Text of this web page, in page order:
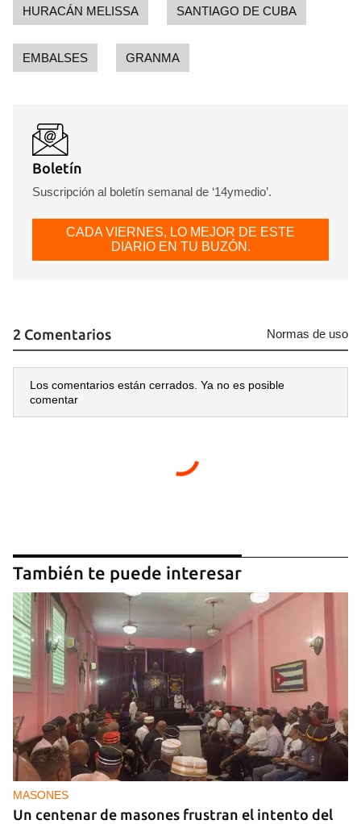
HURACÁN MELISSA SANTIAGO DE CUBA
EMBALSES GRANMA
Boletín
Suscripción al boletín semanal de ‘14ymedio’.
CADA VIERNES, LO MEJOR DE ESTE
DIARIO EN TU BUZÓN.
2 Comentarios Normas de uso
Los comentarios están cerrados. Ya no es posible
comentar
También te puede interesar
MASONES
Un centenar de masones frustran el intento del